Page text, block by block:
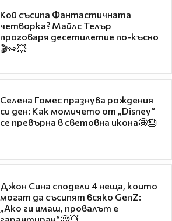
Кой съсипа Фантастичната
четворка? Майлс Телър
проговаря десетилетие по-късно
🎬👀💥
Селена Гомес празнува рождения
си ден: Как момичето от „Disney“
се превърна в световна икона🤩🎂
Джон Сина сподели 4 неща, които
могат да съсипят всяко GenZ:
„Ако ги имаш, провалът е
гарантиран“🧐💥